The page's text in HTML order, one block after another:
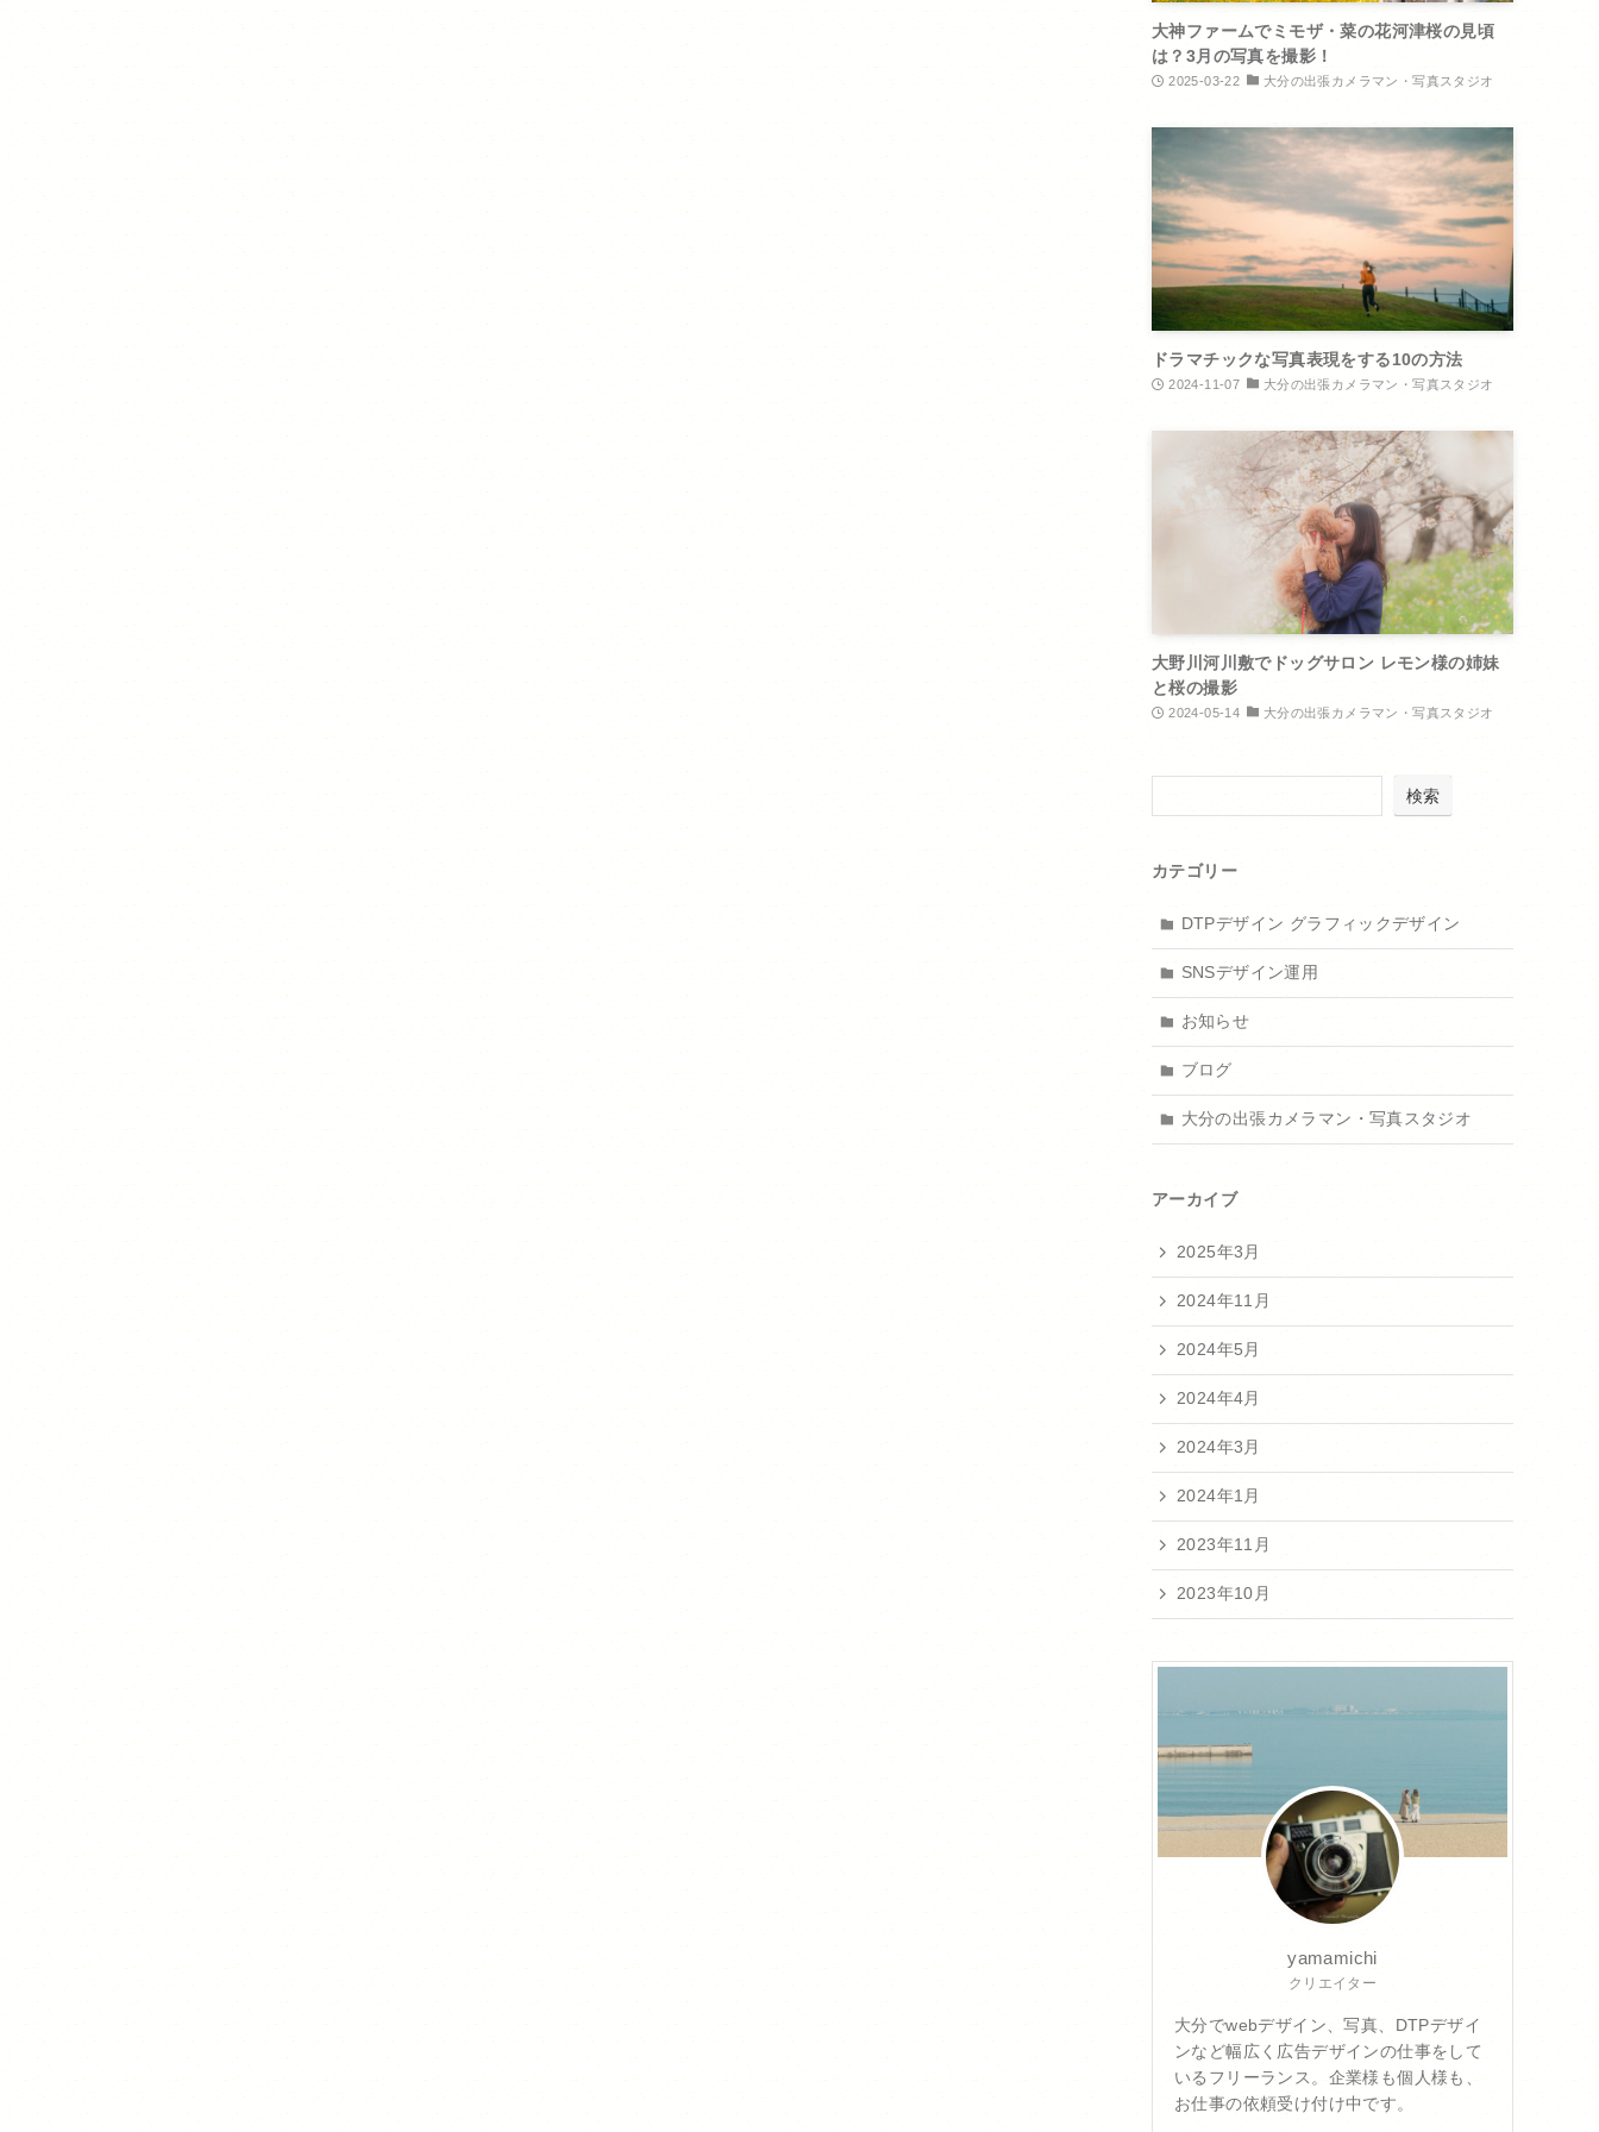
大神ファームでミモザ・菜の花河津桜の見頃
は？3月の写真を撮影！
2025-03-22 大分の出張カメラマン・写真スタジオ
ドラマチックな写真表現をする10の方法
2024-11-07 大分の出張カメラマン・写真スタジオ
大野川河川敷でドッグサロン レモン様の姉妹
と桜の撮影
2024-05-14 大分の出張カメラマン・写真スタジオ
検索
カテゴリー
DTPデザイン グラフィックデザイン
SNSデザイン運用
お知らせ
ブログ
大分の出張カメラマン・写真スタジオ
アーカイブ
2025年3月
2024年11月
2024年5月
2024年4月
2024年3月
2024年1月
2023年11月
2023年10月
yamamichi
クリエイター
大分でwebデザイン、写真、DTPデザイ
ンなど幅広く広告デザインの仕事をして
いるフリーランス。企業様も個人様も、
お仕事の依頼受け付け中です。